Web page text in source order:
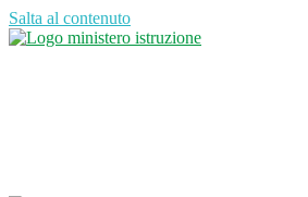
Salta al contenuto